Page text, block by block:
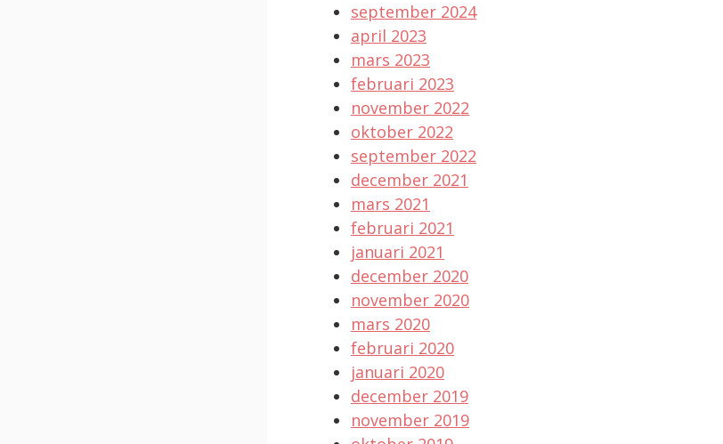
september 2024
april 2023
mars 2023
februari 2023
november 2022
oktober 2022
september 2022
december 2021
mars 2021
februari 2021
januari 2021
december 2020
november 2020
mars 2020
februari 2020
januari 2020
december 2019
november 2019